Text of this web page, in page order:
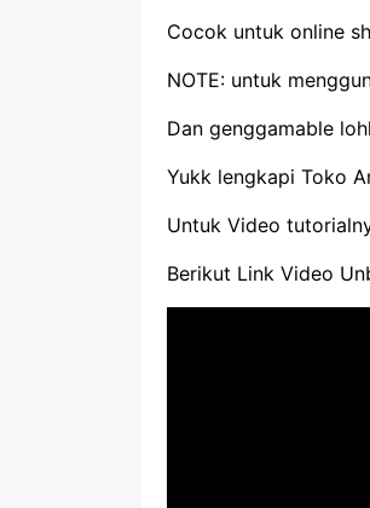
Cocok untuk online
NOTE: untuk
Dan genggamable
Yukk lengkapi Toko
Untuk Video
Berikut Link Video